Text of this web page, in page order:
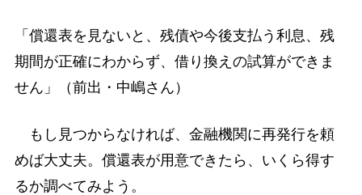
「償還表を見ないと、残債や今後支払う利息、残
期間が正確にわからず、借り換えの試算ができま
せん」（前出・中嶋さん）
もし見つからなければ、金融機関に再発行を頼
めば大丈夫。償還表が用意できたら、いくら得す
るか調べてみよう。